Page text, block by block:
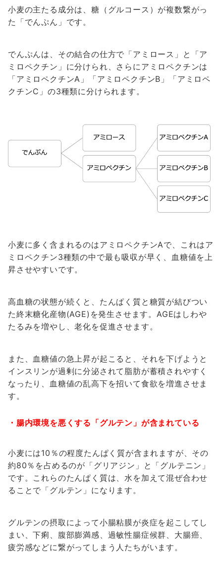
小麦の主たる成分は、糖（グルコース）が複数繋がっ
た「でんぷん」です。
でんぷんは、その結合の仕方で「アミロース」と「ア
ミロペクチン」に分けられ、さらにアミロペクチンは
「アミロペクチンA」「アミロペクチンB」「アミロペ
クチンC」の3種類に分けられます。
小麦に多く含まれるのはアミロペクチンAで、これはア
ミロペクチン3種類の中で最も吸収が早く、血糖値を上
昇させやすいです。
高血糖の状態が続くと、 たんぱく質と糖質が結びつい
た終末糖化産物(AGE)を発生させます。AGEはしわや
たるみを増やし、老化を促進させます。
また、血糖値の急上昇が起こると、それを下げようと
インスリンが過剰に分泌されて脂肪が蓄積されやすく
なったり、血糖値の乱高下を招いて食欲を増進させま
す。
・腸内環境を悪くする「グルテン」が含まれている
小麦には10％の程度たんぱく質が含まれますが、その
約80％を占めるのが「グリアジン」と「グルテニン」
です。これらのたんぱく質は、水を加えて混ぜ合わせ
ることで「グルテン」になります。
グルテンの摂取によって小腸粘膜が炎症を起こしてし
まい、下痢、腹部膨満感、過敏性腸症候群、大腸癌、
疲労感などに繋がってしまう人たちがいます。